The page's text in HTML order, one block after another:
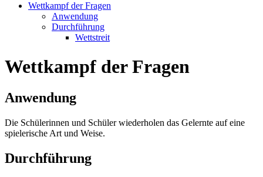
Wettkampf der Fragen
Anwendung
Durchführung
Wettstreit
Wettkampf der Fragen
Anwendung
Die Schülerinnen und Schüler wiederholen das Gelernte auf eine
spielerische Art und Weise.
Durchführung